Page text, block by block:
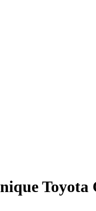
Toyota